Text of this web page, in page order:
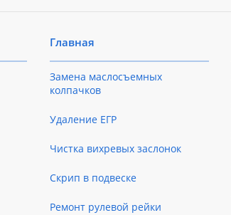
Главная
Замена маслосъемных
колпачков
Удаление ЕГР
Чистка вихревых заслонок
Скрип в подвеске
Ремонт рулевой рейки